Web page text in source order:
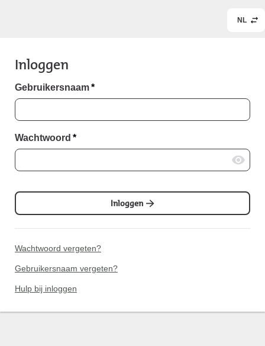
NL
Inloggen
Gebruikersnaam*
Wachtwoord *
Inloggen
Wachtwoord vergeten?
Gebruikersnaam vergeten?
Hulp bij inloggen